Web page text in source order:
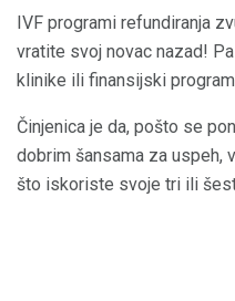
IVF programi refundiranja
vratite svoj novac nazad!
klinike ili finansijski
Činjenica je da, pošto se
dobrim šansama za uspeh,
što iskoriste svoje tri ili